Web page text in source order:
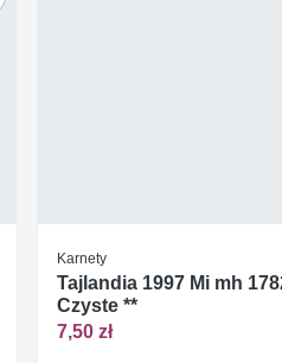
Karnety
Tajlandia 1997 Mi mh
Czyste **
7,50 zł